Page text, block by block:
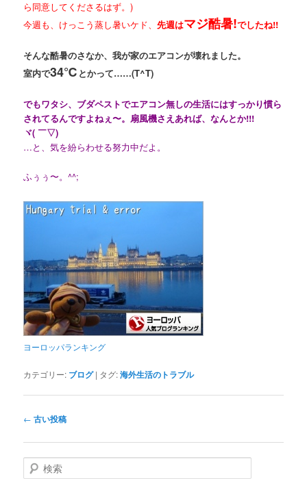
ら同意してくださるはず。)
今週も、けっこう蒸し暑いケド、先週はマジ酷暑!でしたね!!
そんな酷暑のさなか、我が家のエアコンが壊れました。
室内で34℃ とかって……(T^T)
でもワタシ、ブダペストでエアコン無しの生活にはすっかり慣ら
されてるんですよねぇ〜。扇風機さえあれば、なんとか!!!
ヾ( ￣▽)ゞ
…と、気を紛らわせる努力中だよ。
ふぅぅ〜。^^;
ヨーロッパランキング
カテゴリー: ブログ | タグ:海外生活のトラブル
投
ナ
ビ
ゲ
← 古い投稿
検